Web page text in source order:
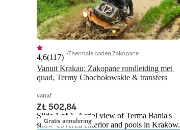
Vanuit Krakau: Zakopane rondleiding met
quad, Termy Chochołowskie & transfers
4,6(117) Thermale baden Zakopane
vanaf
ZŁ 502,84
Gratis annulering
Slide 1 of 1, Aerial view of Terma Bania's
snow-covered exterior and pools in Krakow.